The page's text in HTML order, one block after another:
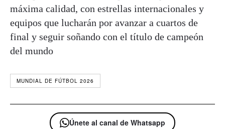
máxima calidad, con estrellas internacionales y
equipos que lucharán por avanzar a cuartos de
final y seguir soñando con el título de campeón
del mundo
MUNDIAL DE FÚTBOL 2026
Únete al canal de Whatsapp